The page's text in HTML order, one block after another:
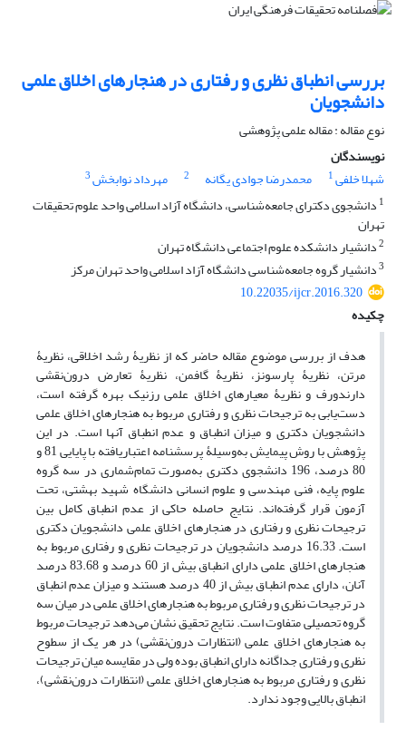
بررسی انطباق نظری و رفتاری در هنجارهای اخلاق علمی
دانشجویان
نوع مقاله : مقاله علمی پژوهشی
نویسندگان
شهلا خلفی1 محمدرضا جوادی یگانه 2 مهرداد نوابخش3
1 دانشجوی دکترای جامعه‌شناسی، دانشگاه آزاد اسلامی واحد علوم تحقیقات
تهران
2دانشیار دانشکده علوم اجتماعی دانشگاه تهران
3دانشیار گروه جامعه‌شناسی دانشگاه آزاد اسلامی واحد تهران مرکز
10.22035/ijcr.2016.320
چکیده
هدف از بررسی موضوع مقاله حاضر که از نظریۀ رشد اخلاقی، نظریۀ
مرتن، نظریۀ پارسونز، نظریۀ گافمن، نظریۀ تعارض درون‌نقشی
دارندورف و نظریۀ معیارهای اخلاق علمی رزنیک بهره گرفته است،
دست‌یابی به ترجیحات نظری و رفتاری مربوط به هنجارهای اخلاق علمی
دانشجویان دکتری و میزان انطباق و عدم انطباق آنها است. در این
پژوهش با روش پیمایش به‌وسیلۀ پرسشنامه اعتباریافته با پایایی 81 و
80 درصد، 196 دانشجوی دکتری به‌صورت تمام‌شماری در سه گروه
علوم پایه، فنی مهندسی و علوم انسانی دانشگاه شهید بهشتی، تحت
آزمون قرار گرفته‌اند. نتایج حاصله حاکی از عدم انطباق کامل بین
ترجیحات نظری و رفتاری در هنجارهای اخلاق علمی دانشجویان دکتری
است. 16.33 درصد دانشجویان در ترجیحات نظری و رفتاری مربوط به
هنجارهای اخلاق علمی دارای انطباق بیش از 60 درصد و 83.68 درصد
آنان، دارای عدم انطباق بیش از 40 درصد هستند و میزان عدم انطباق
در ترجیحات نظری و رفتاری مربوط به هنجارهای اخلاق علمی در میان سه
گروه تحصیلی متفاوت است. نتایج تحقیق نشان می‌دهد ترجیحات مربوط
به هنجارهای اخلاق علمی­ (انتظارات درون‌نقشی) در هر یک از سطوح
نظری و رفتاری جداگانه دارای انطباق بوده ولی در مقایسه میان ترجیحات
نظری و رفتاری مربوط به هنجارهای اخلاق علمی (انتظارات درون‌نقشی)،
انطباق بالایی وجود ندارد.